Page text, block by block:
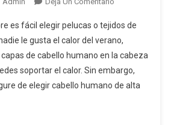
Elegir
Una
Peluca
De
Cabello
es fácil elegir pelucas o tejidos de
le gusta el calor del verano,
de cabello humano en la cabeza
soportar el calor. Sin embargo,
de elegir cabello humano de alta